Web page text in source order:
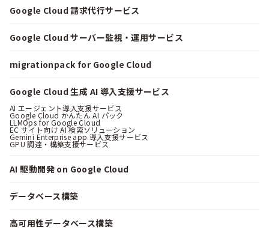
Google Cloud 請求代行サービス
Google Cloud サーバー監視・運用サービス
migrationpack for Google Cloud
Google Cloud 生成 AI 導入支援サービス
AI エージェント導入支援サービス
Google Cloud かんたん AI パック
LLMOps for Google Cloud
EC サイト向け AI 検索ソリューション
Gemini Enterprise app 導入支援サービス
GPU 調達・構築支援サービス
AI 駆動開発 on Google Cloud
データベース構築
高可用性データベース構築